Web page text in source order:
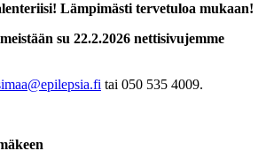
Lämpimästi tervetuloa mukaan!
su 22.2.2026 nettisivujemme
tai 050 535 4009.